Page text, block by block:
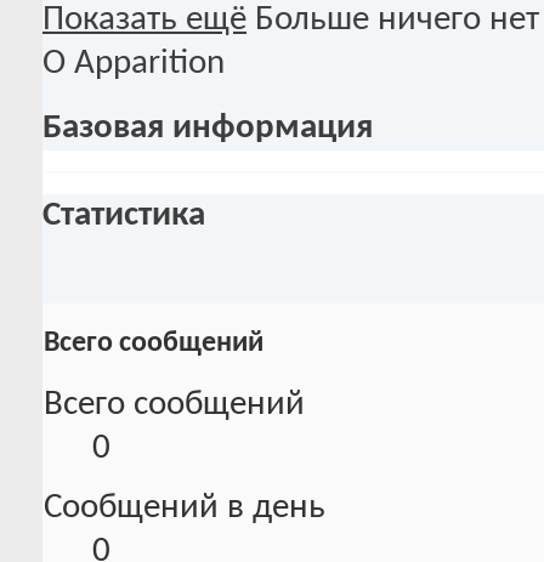
Показать ещё Больше ничего нет
О Apparition
Базовая информация
Статистика
Всего сообщений
Всего сообщений
0
Сообщений в день
0